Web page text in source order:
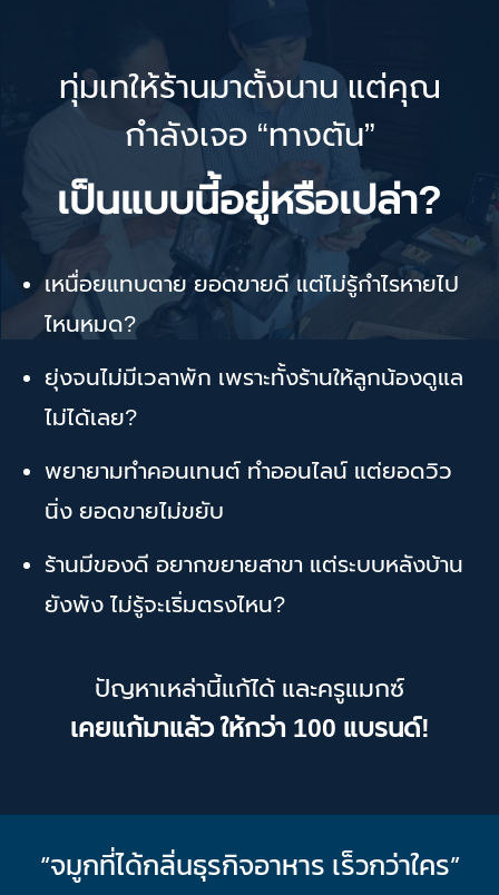
ทุ่มเทให้ร้านมาตั้งนาน แต่คุณ
กำลังเจอ “ทางตัน”
เป็นแบบนี้อยู่หรือเปล่า?
เหนื่อยแทบตาย ยอดขายดี แต่ไม่รู้กำไรหายไป
ไหนหมด?
ยุ่งจนไม่มีเวลาพัก เพราะทั้งร้านให้ลูกน้องดูแล
ไม่ได้เลย?
พยายามทำคอนเทนต์ ทำออนไลน์ แต่ยอดวิว
นิ่ง ยอดขายไม่ขยับ
ร้านมีของดี อยากขยายสาขา แต่ระบบหลังบ้าน
ยังพัง ไม่รู้จะเริ่มตรงไหน?
ปัญหาเหล่านี้แก้ได้ และครูแมกซ์
เคยแก้มาแล้ว ให้กว่า 100 แบรนด์!
“จมูกที่ได้กลิ่นธุรกิจอาหาร เร็วกว่าใคร”